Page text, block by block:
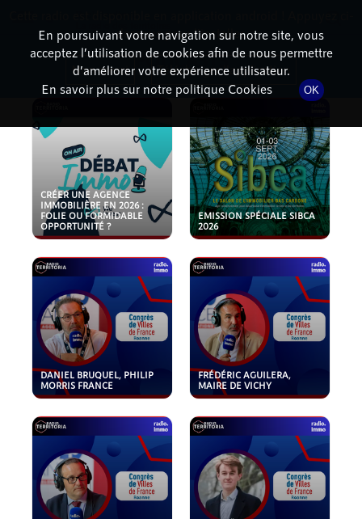
PODCASTS
CRÉER UNE AGENCE
IMMOBILIÈRE EN 2026 :
FOLIE OU FORMIDABLE
OPPORTUNITÉ ?
EMISSION SPÉCIALE SIBCA
2026
DANIEL BRUQUEL, PHILIP
MORRIS FRANCE
FRÉDÉRIC AGUILERA,
MAIRE DE VICHY
En poursuivant votre navigation sur notre site, vous
acceptez l’utilisation de cookies afin de nous permettre
d’améliorer votre expérience utilisateur.
En savoir plus sur notre politique Cookies
OK
dessous pour l'installer.
Non merci Télécharger l'application